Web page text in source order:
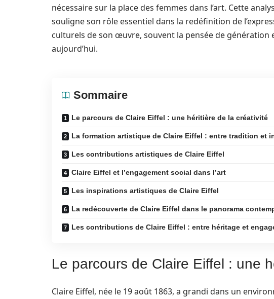
nécessaire sur la place des femmes dans l’art. Cette
souligne son rôle essentiel dans la redéfinition de
culturels de son œuvre, souvent la pensée de
aujourd’hui.
Sommaire
Le parcours de Claire Eiffel : une héritière de la créativité
La formation artistique de Claire Eiffel : entre tradition et
Les contributions artistiques de Claire Eiffel
Claire Eiffel et l’engagement social dans l’art
Les inspirations artistiques de Claire Eiffel
La redécouverte de Claire Eiffel dans le panorama
Les contributions de Claire Eiffel : entre héritage et
Le parcours de Claire Eiffel : une
Claire Eiffel, née le 19 août 1863, a grandi dans un